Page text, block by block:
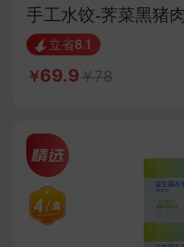
手工水饺-荠菜黑猪
（26年新荠菜））
立省8.1
69.9 78